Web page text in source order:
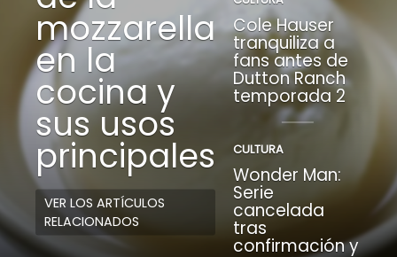
mozzarella
en la
cocina y
sus usos
principales
VER LOS ARTÍCULOS
RELACIONADOS
Cole Hauser
tranquiliza a
fans antes de
Dutton Ranch
temporada 2
CULTURA
Wonder Man:
Serie
cancelada
tras
confirmación y